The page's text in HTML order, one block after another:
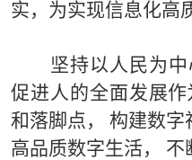
实，为实现信息化高
坚持以人民为中
促进人的全面发展
和落脚点，
构建数字
高品质数字生活，
不